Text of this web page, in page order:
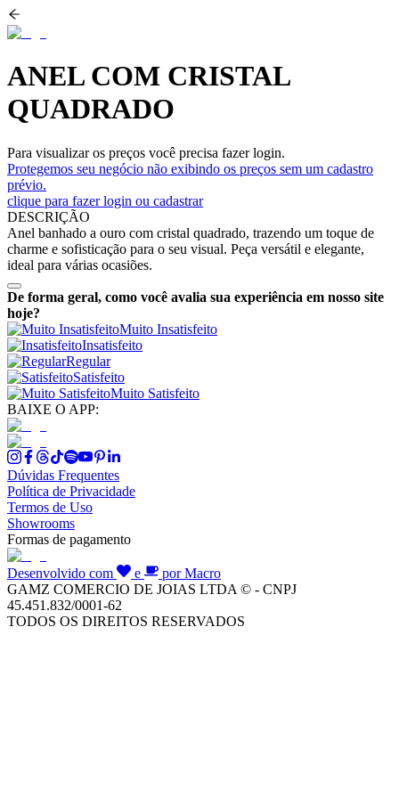
ANEL COM CRISTAL
QUADRADO
Para visualizar os preços você precisa fazer login.
Protegemos seu negócio não exibindo os preços sem um cadastro
prévio.
clique para fazer login ou cadastrar
DESCRIÇÃO
Anel banhado a ouro com cristal quadrado, trazendo um toque de
charme e sofisticação para o seu visual. Peça versátil e elegante,
ideal para várias ocasiões.
De forma geral, como você avalia sua experiência em nosso site
hoje?
Muito Insatisfeito
Insatisfeito
Regular
Satisfeito
Muito Satisfeito
BAIXE O APP:
Dúvidas Frequentes
Política de Privacidade
Termos de Uso
Showrooms
Formas de pagamento
Desenvolvido com e
por Macro
GAMZ COMERCIO DE JOIAS LTDA © - CNPJ
45.451.832/0001-62
TODOS OS DIREITOS RESERVADOS